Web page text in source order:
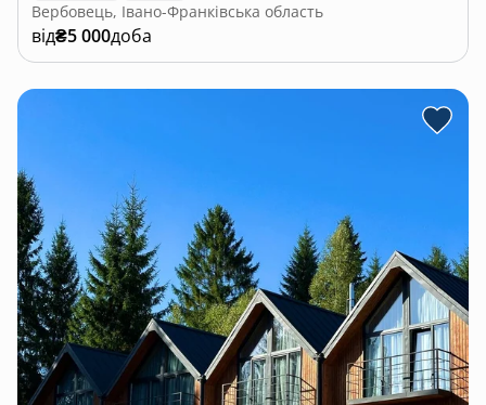
Вербовець, Івано-Франківська область
від₴5 000доба